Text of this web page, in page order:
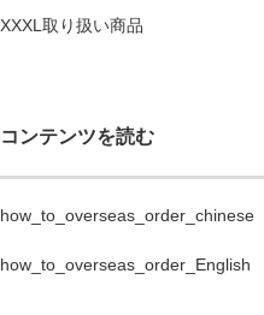
XXXL取り扱い商品
コンテンツを読む
how_to_overseas_order_chinese
how_to_overseas_order_English